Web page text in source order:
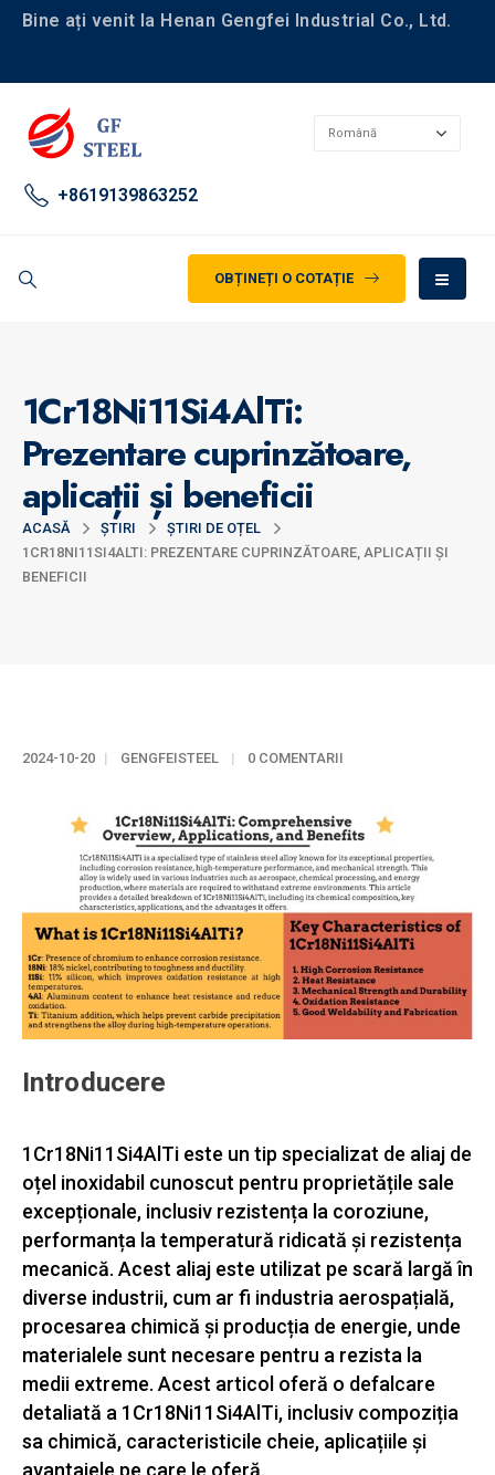
Bine ați venit la Henan Gengfei Industrial Co., Ltd.
+8619139863252
OBȚINEȚI O COTAȚIE
1Cr18Ni11Si4AlTi:
Prezentare cuprinzătoare,
aplicații și beneficii
ACASĂ ŞTIRI
ȘTIRI DE OȚEL
1CR18NI11SI4ALTI: PREZENTARE CUPRINZĂTOARE, APLICAȚII ȘI
BENEFICII
2024-10-20 GENGFEISTEEL 0 COMENTARII
Introducere
1Cr18Ni11Si4AlTi este un tip specializat de aliaj de
oțel inoxidabil cunoscut pentru proprietățile sale
excepționale, inclusiv rezistența la coroziune,
performanța la temperatură ridicată și rezistența
mecanică. Acest aliaj este utilizat pe scară largă în
diverse industrii, cum ar fi industria aerospațială,
procesarea chimică și producția de energie, unde
materialele sunt necesare pentru a rezista la
medii extreme. Acest articol oferă o defalcare
detaliată a 1Cr18Ni11Si4AlTi, inclusiv compoziția
sa chimică, caracteristicile cheie, aplicațiile și
avantajele pe care le oferă.